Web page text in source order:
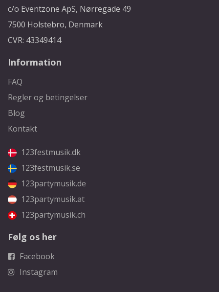
c/o Eventzone ApS, Nørregade 49
7500 Holstebro, Denmark
CVR: 43349414
Information
FAQ
Regler og betingelser
Blog
Kontakt
123festmusik.dk
123festmusik.se
123partymusik.de
123partymusik.at
123partymusik.ch
Følg os her
Facebook
Instagram